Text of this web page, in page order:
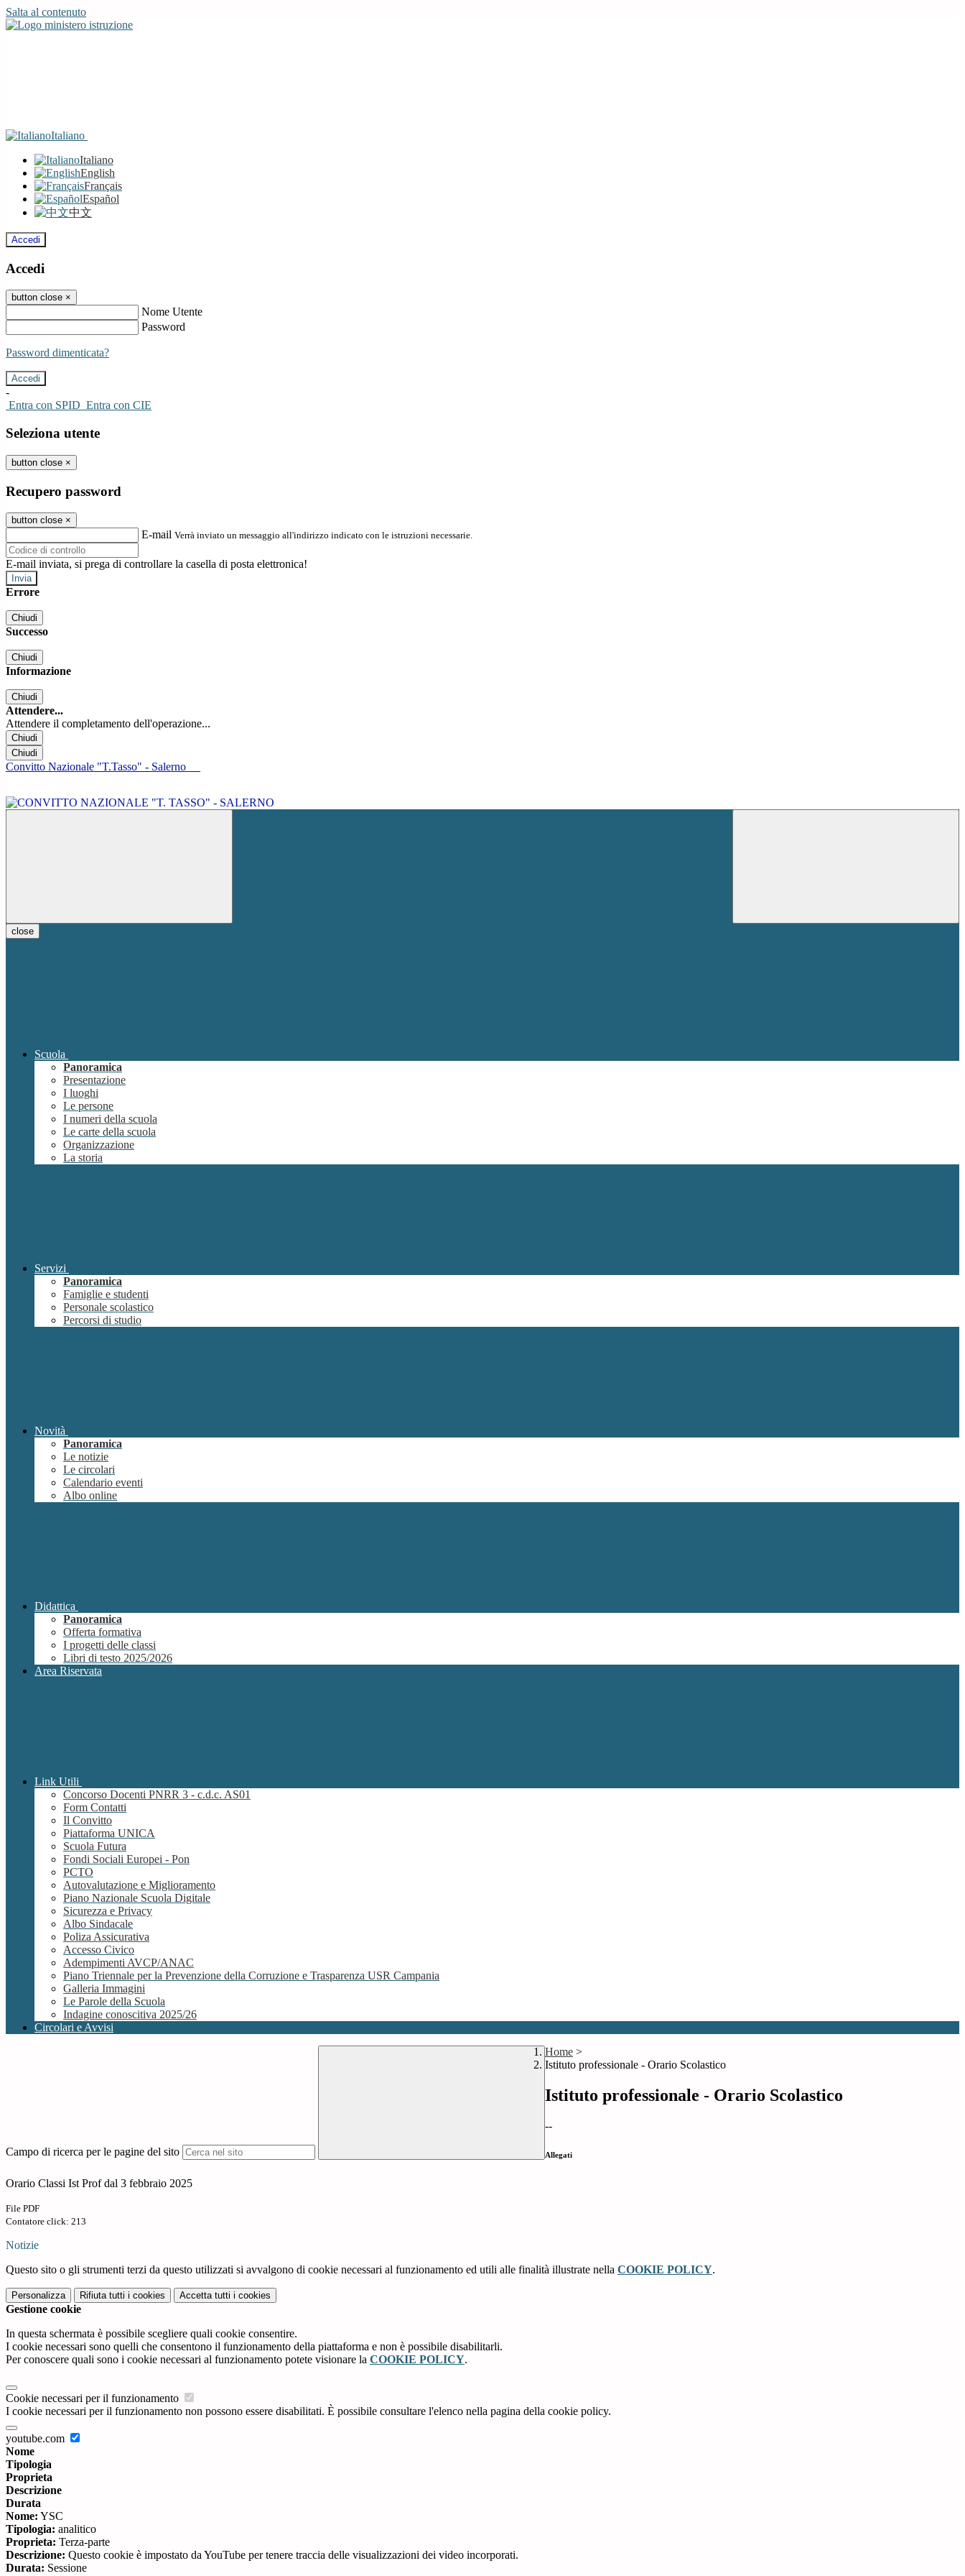
Salta al contenuto
Italiano
Italiano
English
Français
Español
中文
Accedi
Accedi
button close ×
Nome Utente
Password
Password dimenticata?
-
Entra con SPID Entra con CIE
Seleziona utente
button close ×
Recupero password
button close ×
E-mail Verrà inviato un messaggio all'indirizzo indicato con le istruzioni necessarie.
E-mail inviata, si prega di controllare la casella di posta elettronica!
Errore
Chiudi
Successo
Chiudi
Informazione
Chiudi
Attendere...
Attendere il completamento dell'operazione...
Chiudi
Chiudi
Convitto Nazionale "T.Tasso" - Salerno
close
Scuola
Panoramica
Presentazione
I luoghi
Le persone
I numeri della scuola
Le carte della scuola
Organizzazione
La storia
Servizi
Panoramica
Famiglie e studenti
Personale scolastico
Percorsi di studio
Novità
Panoramica
Le notizie
Le circolari
Calendario eventi
Albo online
Didattica
Panoramica
Offerta formativa
I progetti delle classi
Libri di testo 2025/2026
Area Riservata
Link Utili
Concorso Docenti PNRR 3 - c.d.c. AS01
Form Contatti
Il Convitto
Piattaforma UNICA
Scuola Futura
Fondi Sociali Europei - Pon
PCTO
Autovalutazione e Miglioramento
Piano Nazionale Scuola Digitale
Sicurezza e Privacy
Albo Sindacale
Poliza Assicurativa
Accesso Civico
Adempimenti AVCP/ANAC
Piano Triennale per la Prevenzione della Corruzione e Trasparenza USR Campania
Galleria Immagini
Le Parole della Scuola
Indagine conoscitiva 2025/26
Circolari e Avvisi
Campo di ricerca per le pagine del sito
Home >
Istituto professionale - Orario Scolastico
Istituto professionale - Orario Scolastico
--
Allegati
Orario Classi Ist Prof dal 3 febbraio 2025
File PDF
Contatore click: 213
Notizie
Questo sito o gli strumenti terzi da questo utilizzati si avvalgono di cookie necessari al funzionamento ed utili alle finalità illustrate nella COOKIE POLICY.
Personalizza Rifiuta tutti i cookies Accetta tutti i cookies
Gestione cookie
In questa schermata è possibile scegliere quali cookie consentire.
I cookie necessari sono quelli che consentono il funzionamento della piattaforma e non è possibile disabilitarli.
Per conoscere quali sono i cookie necessari al funzionamento potete visionare la COOKIE POLICY.
Cookie necessari per il funzionamento
I cookie necessari per il funzionamento non possono essere disabilitati. È possibile consultare l'elenco nella pagina della cookie policy.
youtube.com
Nome
Tipologia
Proprieta
Descrizione
Durata
Nome: YSC
Tipologia: analitico
Proprieta: Terza-parte
Descrizione: Questo cookie è impostato da YouTube per tenere traccia delle visualizzazioni dei video incorporati.
Durata: Sessione